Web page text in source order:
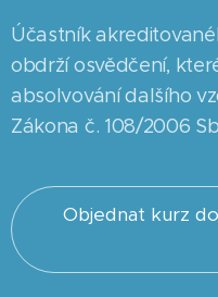
Účastník
obdrží osvědčení,
absolvování dalšího
Zákona č. 108/2006
Objednat kurz